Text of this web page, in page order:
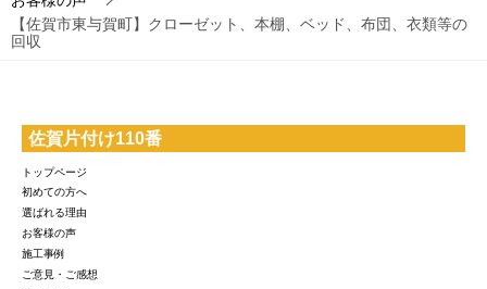
【佐賀市東与賀町】クローゼット、本棚、ベッド、布団、衣類等の
回収
佐賀片付け110番
トップページ
初めての方へ
選ばれる理由
お客様の声
施工事例
ご意見・ご感想